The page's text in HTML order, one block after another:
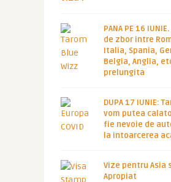
PANA PE 16
de zbor intre
Italia, Spania,
Belgia, Anglia,
prelungita
DUPA 17 IUNIE:
vom putea
fie nevoie de
la intoarcerea
Vize pentru Asia
Apropiat